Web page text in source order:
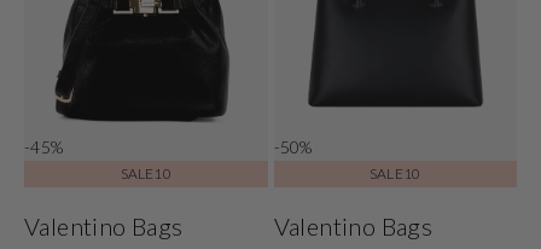
-45%
SALE10
Valentino Bags
-50%
SALE10
Valentino Bags